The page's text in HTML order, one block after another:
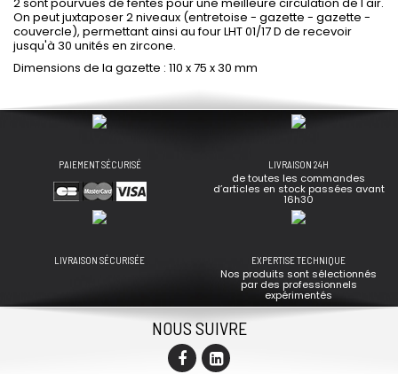
On peut juxtaposer 2 niveaux (entretoise - gazette - gazette -
couvercle), permettant ainsi au four LHT 01/17 D de recevoir
jusqu'à 30 unités en zircone.
Dimensions de la gazette : 110 x 75 x 30 mm
PAIEMENT SÉCURISÉ LIVRAISON 24H
de toutes les commandes
d’articles en stock passées avant
16h30
LIVRAISON SÉCURISÉE EXPERTISE TECHNIQUE
Nos produits sont sélectionnés
par des professionnels
expérimentés
NOUS SUIVRE